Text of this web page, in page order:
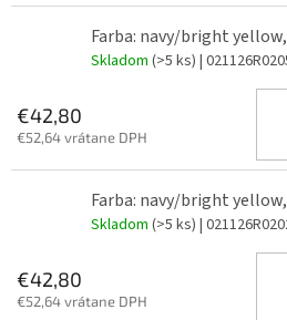
Farba: navy/bright
Skladom (>5 ks) |
€42,80
€52,64 vrátane DPH
Farba: navy/bright
Skladom (>5 ks) |
€42,80
€52,64 vrátane DPH